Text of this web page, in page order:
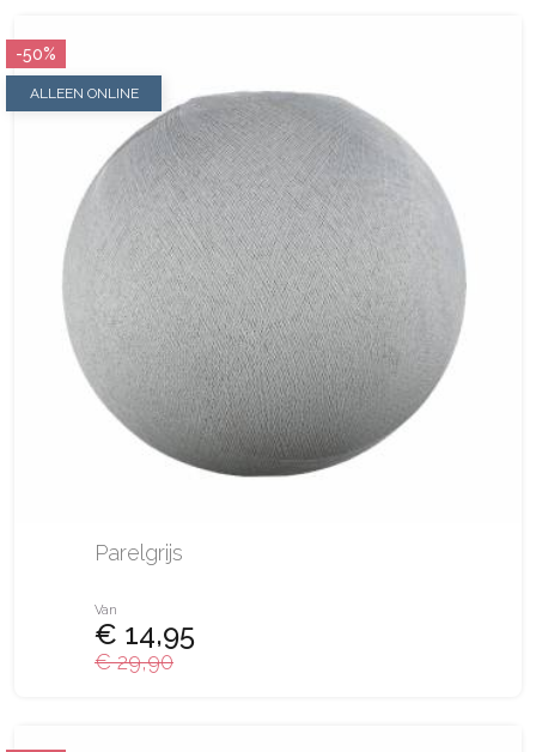
ALLEEN ONLINE
-50%
Parelgrijs
Van
€ 14,95
€ 29,90